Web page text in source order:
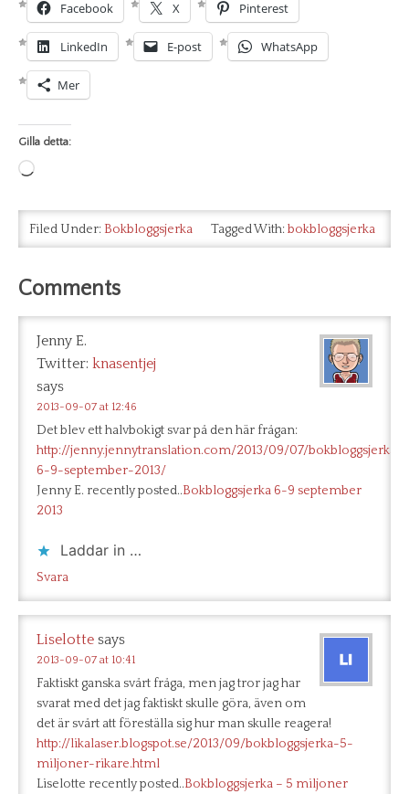
Facebook X Pinterest
LinkedIn E-post WhatsApp
Mer
Gilla detta:
Laddar
…
Filed Under: Bokbloggsjerka Tagged With:bokbloggsjerka
Comments
Jenny E.
Twitter: knasentjej
says
2013-09-07 at 12:46
Det blev ett halvbokigt svar på den här frågan:
http://jenny.jennytranslation.com/2013/09/07/bokbloggsjerka-
6-9-september-2013/
Jenny E. recently posted..Bokbloggsjerka 6-9 september
2013
Laddar in …
Svara
Liselotte says
2013-09-07 at 10:41
Faktiskt ganska svårt fråga, men jag tror jag har
svarat med det jag faktiskt skulle göra, även om
det är svårt att föreställa sig hur man skulle reagera!
http://likalaser.blogspot.se/2013/09/bokbloggsjerka-5-
miljoner-rikare.html
Liselotte recently posted..Bokbloggsjerka – 5 miljoner